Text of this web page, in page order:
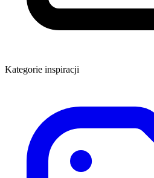
Kategorie inspiracji